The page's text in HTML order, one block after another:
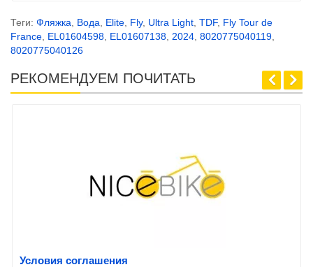
Теги: Фляжка Вода Elite Fly, Ultra Light TDF, Fly Tour de
France EL01604598 EL01607138 2024 8020775040119
8020775040126
РЕКОМЕНДУЕМ ПОЧИТАТЬ
Условия соглашения